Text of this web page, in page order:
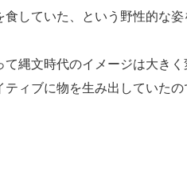
していた、という野性的な
縄文時代のイメージは大き
ティブに物を生み出していた